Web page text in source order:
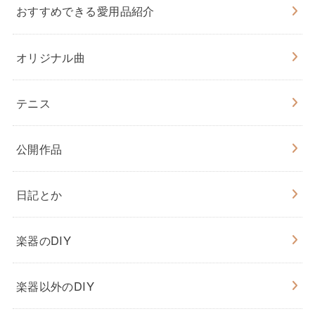
おすすめできる愛用品紹介
オリジナル曲
テニス
公開作品
日記とか
楽器のDIY
楽器以外のDIY